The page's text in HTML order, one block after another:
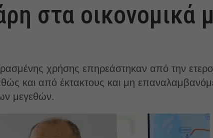
στα οικονομικά
χρήσης επηρεάστηκαν από την
και από έκτακτους και μη
μεγεθών.